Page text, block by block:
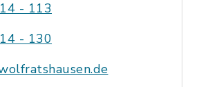
- 113
- 130